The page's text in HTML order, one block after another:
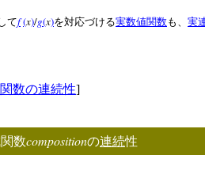
てf(x)/g(x)を対応づける実数値関数も、 実
数の連続性]
数compositionの連続性